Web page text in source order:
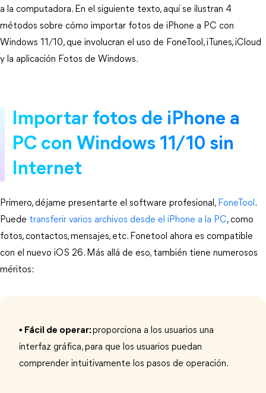
a la computadora. En el siguiente texto, aquí se ilustran 4
métodos sobre cómo importar fotos de iPhone a PC con
Windows 11/10, que involucran el uso de FoneTool, iTunes, iCloud
y la aplicación Fotos de Windows.
Importar fotos de iPhone a
PC con Windows 11/10 sin
Internet
Primero, déjame presentarte el software profesional, FoneTool.
Puede transferir varios archivos desde el iPhone a la PC, como
fotos, contactos, mensajes, etc. Fonetool ahora es compatible
con el nuevo iOS 26. Más allá de eso, también tiene numerosos
méritos:
▪ Fácil de operar:proporciona a los usuarios una
interfaz gráfica, para que los usuarios puedan
comprender intuitivamente los pasos de operación.